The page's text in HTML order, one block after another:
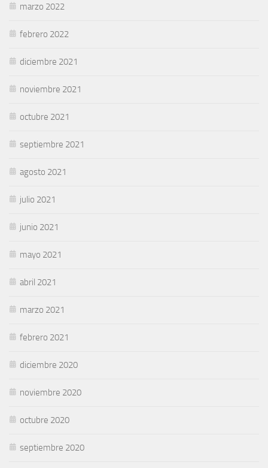
marzo 2022
febrero 2022
diciembre 2021
noviembre 2021
octubre 2021
septiembre 2021
agosto 2021
julio 2021
junio 2021
mayo 2021
abril 2021
marzo 2021
febrero 2021
diciembre 2020
noviembre 2020
octubre 2020
septiembre 2020